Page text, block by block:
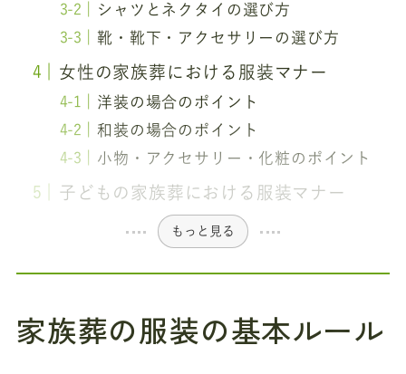
シャツとネクタイの選び方
靴・靴下・アクセサリーの選び方
女性の家族葬における服装マナー
洋装の場合のポイント
和装の場合のポイント
小物・アクセサリー・化粧のポイント
子どもの家族葬における服装マナー
もっと見る
家族葬の服装の基本ルール